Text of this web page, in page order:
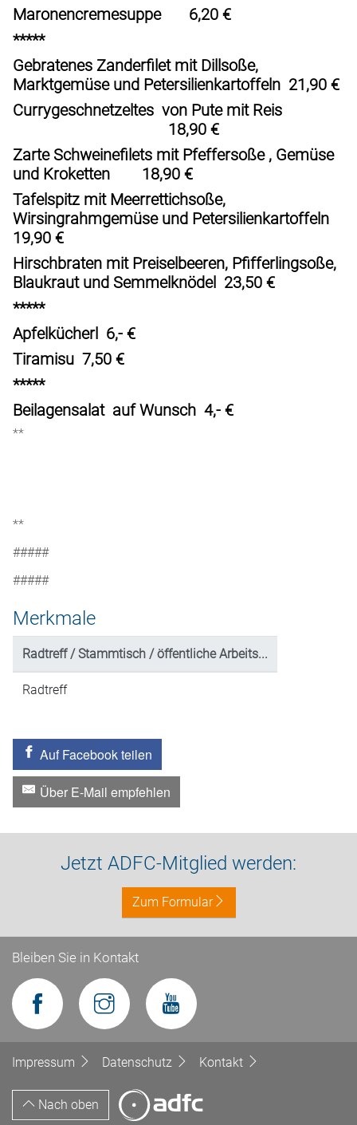
Maronencremesuppe 6,20 €
*****
Gebratenes Zanderfilet mit Dillsoße,
Marktgemüse und Petersilienkartoffeln 21,90 €
Currygeschnetzeltes von Pute mit Reis
18,90 €
Zarte Schweinefilets mit Pfeffersoße , Gemüse
und Kroketten 18,90 €
Tafelspitz mit Meerrettichsoße,
Wirsingrahmgemüse und Petersilienkartoffeln
19,90 €
Hirschbraten mit Preiselbeeren, Pfifferlingsoße,
Blaukraut und Semmelknödel 23,50 €
*****
Apfelkücherl 6,- €
Tiramisu 7,50 €
*****
Beilagensalat auf Wunsch 4,- €
**
**
#####
#####
Merkmale
Radtreff / Stammtisch / öffentliche Arbeits...
Radtreff
Auf Facebook teilen
Über E-Mail empfehlen
Jetzt ADFC-Mitglied werden:
Zum Formular
Bleiben Sie in Kontakt
Impressum Datenschutz Kontakt
Nach oben